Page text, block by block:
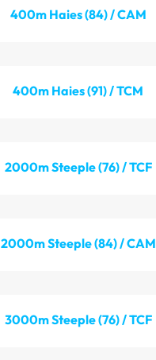
400m Haies (84) / CAM
400m Haies (91) / TCM
2000m Steeple (76) / TCF
2000m Steeple (84) / CAM
3000m Steeple (76) / TCF